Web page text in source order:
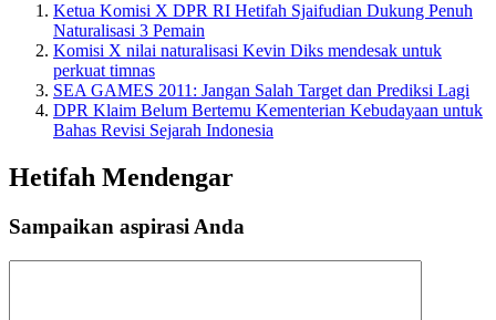
Ketua Komisi X DPR RI Hetifah Sjaifudian Dukung Penuh
Naturalisasi 3 Pemain
Komisi X nilai naturalisasi Kevin Diks mendesak untuk
perkuat timnas
SEA GAMES 2011: Jangan Salah Target dan Prediksi Lagi
DPR Klaim Belum Bertemu Kementerian Kebudayaan untuk
Bahas Revisi Sejarah Indonesia
Hetifah Mendengar
Sampaikan aspirasi Anda